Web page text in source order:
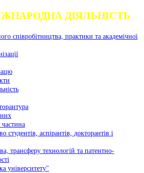
ДІЯЛЬНІСТЬ
співробітництва, практики та академічної
частина
студентів, аспірантів, докторантів і
трансферу технологій та патентно-
університету"